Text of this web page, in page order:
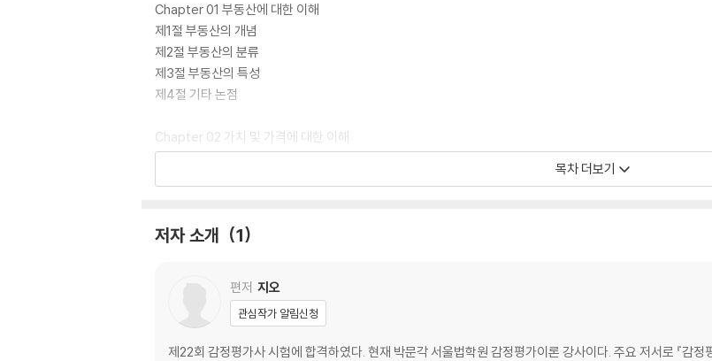
Chapter 01 부동산에 대한 이해
제1절 부동산의 개념
제2절 부동산의 분류
제3절 부동산의 특성
제4절 기타 논점
Chapter 02 가치 및 가격에 대한 이해
제1절 가치 및 가격의 개념
제5절 시장가치 외의 가치
제7절 가격발생요인
제8절 가치형성요인
제9절 가격형성과정
제10절 가격형성과정에서의 법칙성
목차 더보기
저자 소개 1
편저 지오
관심작가 알림신청
제22회 감정평가사 시험에 합격하였다. 현재 박문각 서울법학원 감정평가이론 강사이다. 주요 저서로 『감